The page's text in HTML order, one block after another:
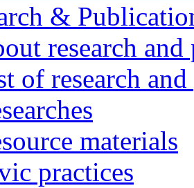
&
research
of research
materials
practices